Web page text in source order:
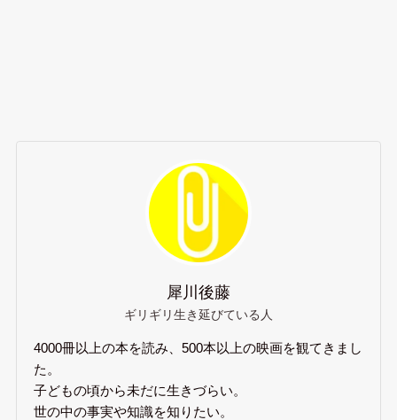
犀川後藤
ギリギリ生き延びている人
4000冊以上の本を読み、500本以上の映画を観てきまし
た。
子どもの頃から未だに生きづらい。
世の中の事実や知識を知りたい。